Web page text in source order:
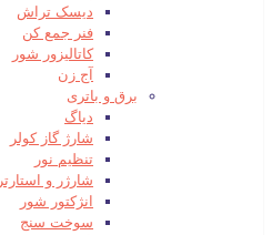
دیسک تراش
فنر جمع کن
کاتالیزور شور
آج زن
برق و باتری
دیاگ
شارژ گاز کولر
تنظیم نور
شارژر و استارتر
انژکتور شور
سوخت سنج